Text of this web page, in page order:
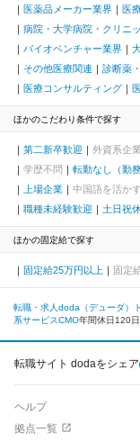
医薬品メーカー業界 医
病院・大学病院・クリニ
バイオベンチャー業界
その他医療関連
診断薬
医療コンサルティング
ほかのこだわり条件で探す
第二新卒歓迎 外資系企業
学歴不問
転勤なし（勤
上場企業
中国語を活かす
職種未経験歓迎
土日祝
ほかの固定給で探す
固定給25万円以上 固定
転職・求人doda（デューダ）
系サービスCMO年間休日120
転職サイト dodaをシェア
ヘルプ
拠点一覧